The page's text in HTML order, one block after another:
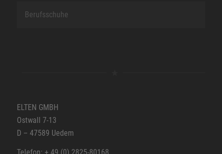
Berufsschuhe
ELTEN GMBH
Ostwall 7-13
D – 47589 Uedem